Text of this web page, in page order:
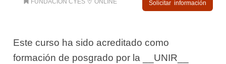
FUNDACIÓN CYES ONLINE Solicitar información
Este curso ha sido acreditado como
formación de posgrado por la __UNIR__